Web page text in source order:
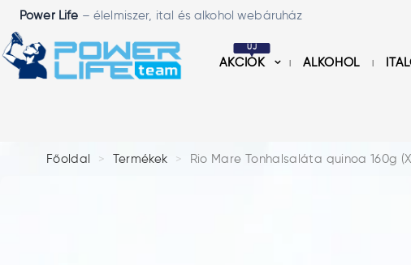
Power Life – élelmiszer, ital és alkohol webáruház
ÚJ
AKCIÓK ALKOHOL
Főoldal Termékek Rio Mare Tonhalsaláta quinoa 160g